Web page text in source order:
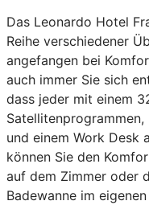
Das Leonardo Hotel
Reihe verschiedener
angefangen bei
auch immer Sie sich
dass jeder mit einem
und einem Work Desk
können Sie den
auf dem Zimmer oder
Badewanne im